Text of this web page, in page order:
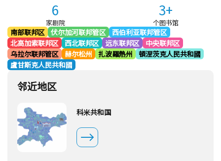
6
家剧院
3+
个图书馆
南部联邦区 伏尔加河联邦管区 西伯利亚联邦管区
北高加索联邦区 西北联邦区 远东联邦区
中央联邦区
乌拉尔联邦管区
赫尔松州 扎波羅熱州
頓涅茨克人民共和國
盧甘斯克人民共和國
邻近地区
科米共和国